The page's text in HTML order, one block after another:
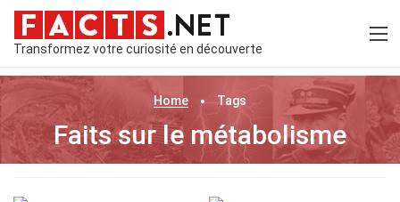
Transformez votre curiosité en découverte
Home Tags
Faits sur le métabolisme